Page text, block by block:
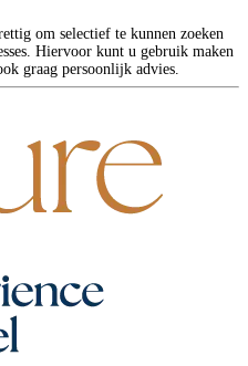
om selectief te kunnen zoeken
Hiervoor kunt u gebruik maken
graag persoonlijk advies.